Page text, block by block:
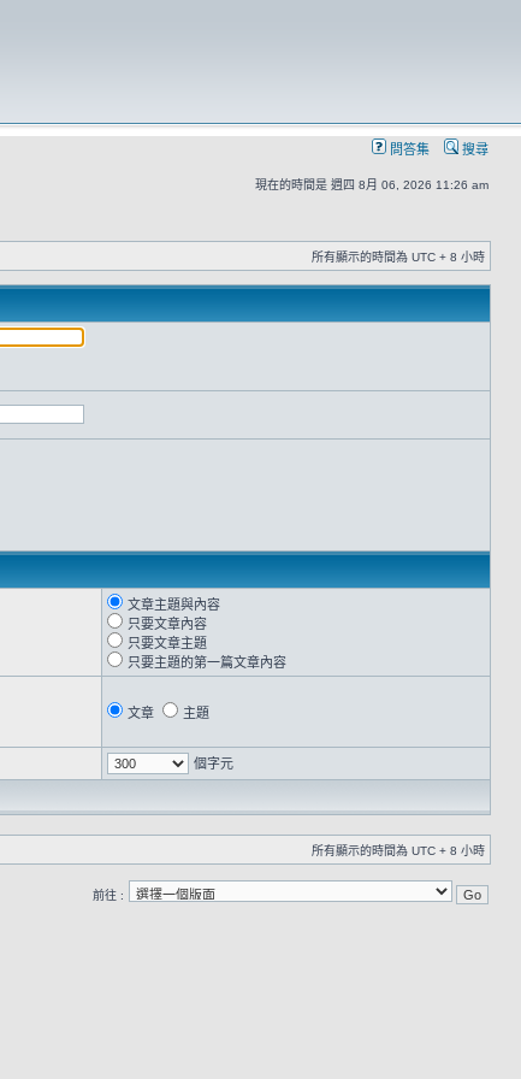
問答集 搜尋
現在的時間是 週四 8月 06, 2026 11:26 am
所有顯示的時間為 UTC + 8 小時
文章主題與內容
只要文章內容
只要文章主題
只要主題的第一篇文章內容
文章 主題
個字元
所有顯示的時間為 UTC + 8 小時
前往 :